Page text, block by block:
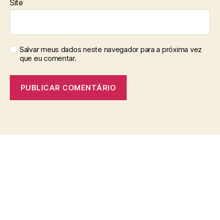
Site
Salvar meus dados neste navegador para a próxima vez
que eu comentar.